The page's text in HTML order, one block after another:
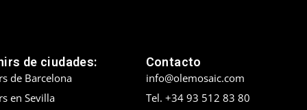
de ciudades:
de Barcelona
en Sevilla
Contacto
info@olemosaic.com
Tel. +34 93 512 83 80